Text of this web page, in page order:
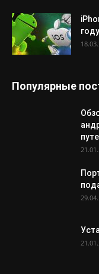
Популярные